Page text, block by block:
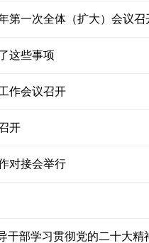
第一次全体（扩大）会议召
这些事项
作会议召开
开
对接会举行
干部学习贯彻党的二十大精